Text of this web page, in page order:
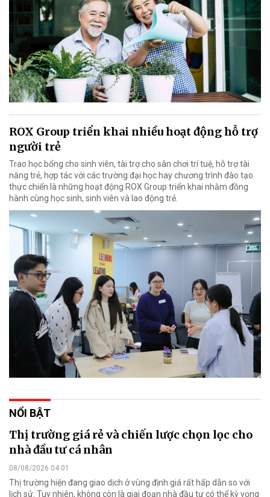
ROX Group triển khai nhiều hoạt động hỗ trợ
người trẻ
Trao học bổng cho sinh viên, tài trợ cho sân chơi trí tuệ, hỗ trợ tài
năng trẻ, hợp tác với các trường đại học hay chương trình đào tạo
thực chiến là những hoạt động ROX Group triển khai nhằm đồng
hành cùng học sinh, sinh viên và lao động trẻ.
NỔI BẬT
Thị trường giá rẻ và chiến lược chọn lọc cho
nhà đầu tư cá nhân
08/08/2026 04:01
Thị trường hiện đang giao dịch ở vùng định giá rất hấp dẫn so với
lịch sử. Tuy nhiên, không còn là giai đoạn nhà đầu tư có thể kỳ vọng